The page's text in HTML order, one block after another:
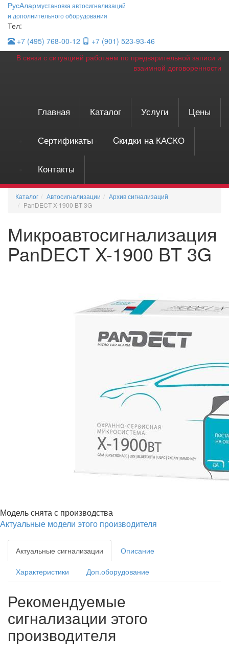
РусАлармустановка автосигнализаций
и дополнительного оборудования
Тел:
+7 (495) 768-00-12 +7 (901) 523-93-46
В связи с ситуацией работаем по предварительной записи и
взаимной договоренности
Главная Каталог Услуги Цены
Сертификаты Cкидки на КАСКО
Контакты
Каталог Автосигнализации
Архив сигнализаций
PanDECT X-1900 BT 3G
Микроавтосигнализация
PanDECT X-1900 BT 3G
Модель снята с производства
Актуальные модели этого производителя
Актуальные сигнализации Описание
Характеристики Доп.оборудование
Рекомендуемые
сигнализации этого
производителя